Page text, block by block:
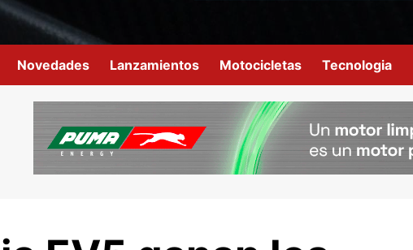
Novedades Lanzamientos Motocicletas Tecnologia